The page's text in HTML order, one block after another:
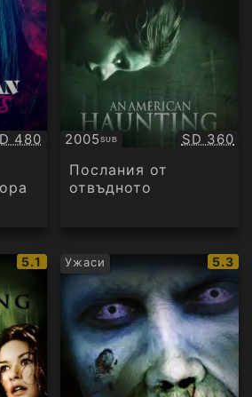
480 2005SUB
Субтитри SD 360
Послания от
отвъдното
IMDb
рейтинг:
5.1 Ужаси
IMDb
5.3